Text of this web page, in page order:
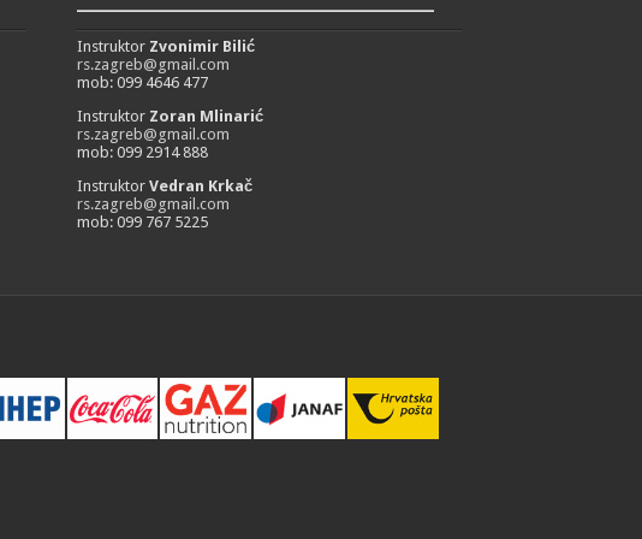
Instruktor Zvonimir Bilić
rs.zagreb@gmail.com
mob: 099 4646 477
Instruktor Zoran Mlinarić
rs.zagreb@gmail.com
mob: 099 2914 888
Instruktor Vedran Krkač
rs.zagreb@gmail.com
mob: 099 767 5225